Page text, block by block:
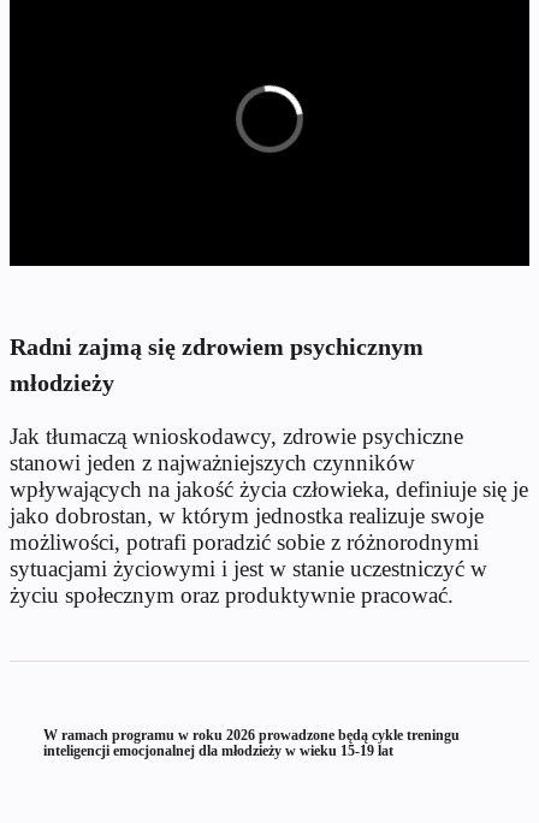
Radni zajmą się zdrowiem psychicznym
młodzieży
Jak tłumaczą wnioskodawcy, zdrowie psychiczne
stanowi jeden z najważniejszych czynników
wpływających na jakość życia człowieka, definiuje się je
jako dobrostan, w którym jednostka realizuje swoje
możliwości, potrafi poradzić sobie z różnorodnymi
sytuacjami życiowymi i jest w stanie uczestniczyć w
życiu społecznym oraz produktywnie pracować.
W ramach programu w roku 2026 prowadzone będą cykle treningu
inteligencji emocjonalnej dla młodzieży w wieku 15-19 lat